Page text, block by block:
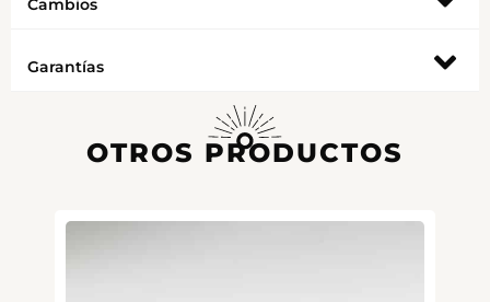
Cambios
Garantías
OTROS PRODUCTOS